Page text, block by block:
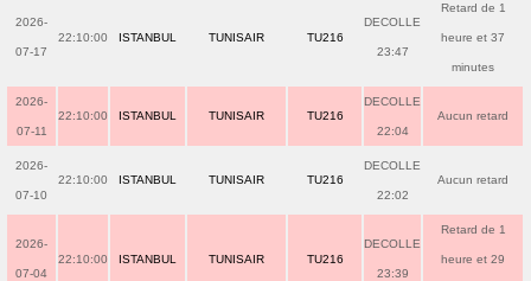
2026-
07-17
22:10:00 ISTANBUL TUNISAIR TU216
DECOLLE
23:47
Retard de 1
heure et 37
minutes
2026-
07-11
22:10:00 ISTANBUL TUNISAIR TU216
DECOLLE
22:04
Aucun retard
2026-
07-10
22:10:00 ISTANBUL TUNISAIR TU216
DECOLLE
22:02
Aucun retard
2026-
07-04
22:10:00 ISTANBUL TUNISAIR TU216
DECOLLE
23:39
Retard de 1
heure et 29